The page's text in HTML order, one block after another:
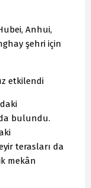
Anhui,
şehri için
etkilendi
bulundu.
terasları da
mekân